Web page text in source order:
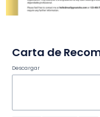
Descargar